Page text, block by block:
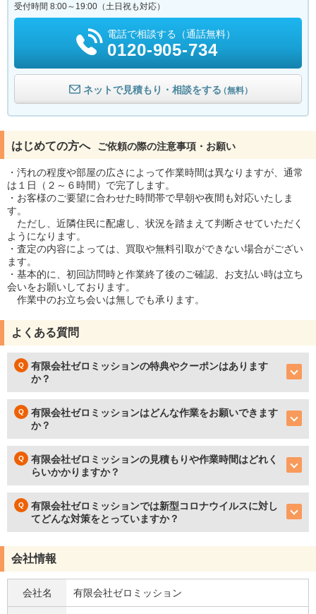
受付時間 8:00～19:00（土日祝も対応）
電話で相談する（通話無料）
0120-905-734
ネットで見積もり・相談をする（無料）
はじめての方へ ご依頼の際の注意事項・お願い
・汚れの程度や部屋の広さによって作業時間は異なりますが、通常
は１日（２～６時間）で完了します。
・お客様のご要望に合わせた時間帯で早朝や夜間も対応いたしま
す。
ただし、近隣住民に配慮し、状況を踏まえて判断させていただく
ようになります。
・査定の内容によっては、買取や無料引取ができない場合がござい
ます。
・基本的に、初回訪問時と作業終了後のご確認、お支払い時は立ち
会いをお願いしております。
作業中のお立ち会いは無しでも承ります。
よくある質問
有限会社ゼロミッションの特典やクーポンはあります
か？
有限会社ゼロミッションはどんな作業をお願いできます
か？
有限会社ゼロミッションの見積もりや作業時間はどれく
らいかかりますか？
有限会社ゼロミッションでは新型コロナウイルスに対し
てどんな対策をとっていますか？
会社情報
会社名 有限会社ゼロミッション